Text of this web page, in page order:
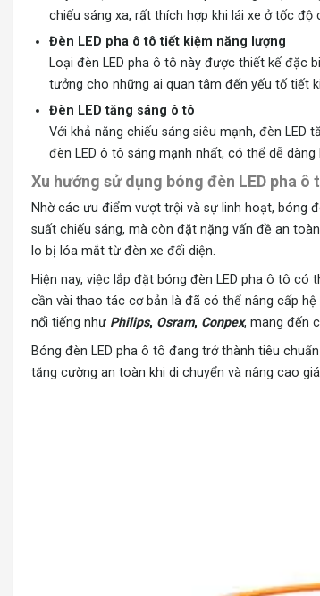
chiếu sáng xa, rất thích hợp khi lái xe ở tốc
Đèn LED pha ô tô tiết kiệm năng lượng
Loại đèn LED pha ô tô này được thiết kế đặc
tưởng cho những ai quan tâm đến yếu tố tiết
Đèn LED tăng sáng ô tô
Với khả năng chiếu sáng siêu mạnh, đèn
đèn LED ô tô sáng mạnh nhất, có thể dễ
Xu hướng sử dụng bóng đèn LED pha ô
Nhờ các ưu điểm vượt trội và sự linh hoạt, bóng
suất chiếu sáng, mà còn đặt nặng vấn đề an
lo bị lóa mắt từ đèn xe đối diện.
Hiện nay, việc lắp đặt bóng đèn LED pha ô tô
cần vài thao tác cơ bản là đã có thể nâng cấp
nổi tiếng như Philips, Osram, Conpex, mang đến
Bóng đèn LED pha ô tô đang trở thành tiêu
tăng cường an toàn khi di chuyển và nâng cao